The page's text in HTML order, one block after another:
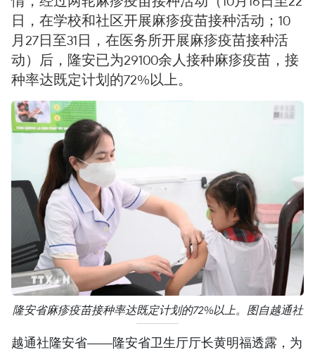
日，在学校和社区开展麻疹疫苗接种活动；10
月27日至31日，在医务所开展麻疹疫苗接种活
动）后，隆安已为29100余人接种麻疹疫苗，接
种率达既定计划的72%以上。
隆安省麻疹疫苗接种率达既定计划的72%以上。图自越通社
越通社隆安省——隆安省卫生厅厅长黄明福透露，为